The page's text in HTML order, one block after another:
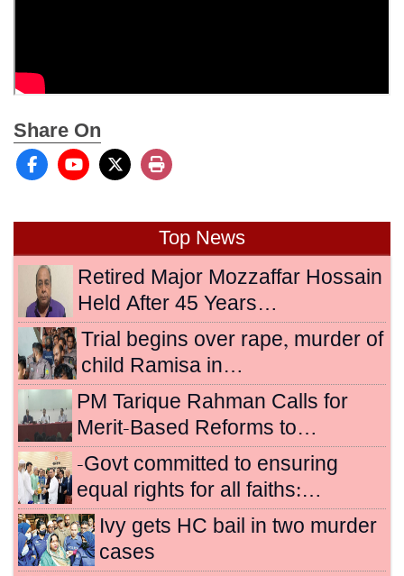
Share On
Top News
Retired Major Mozzaffar Hossain
Held After 45 Years…
Trial begins over rape, murder of
child Ramisa in…
PM Tarique Rahman Calls for
Merit-Based Reforms to…
-Govt committed to ensuring
equal rights for all faiths:…
Ivy gets HC bail in two murder
cases